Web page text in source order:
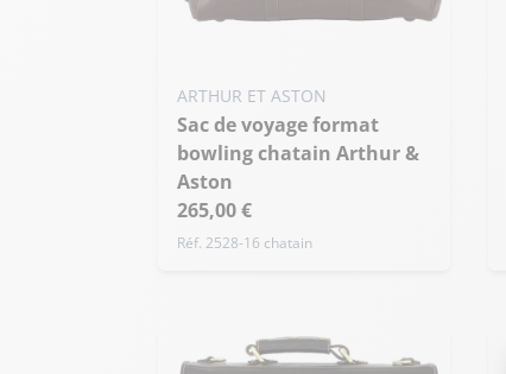
ARTHUR ET ASTON
Sac de voyage format
bowling chatain Arthur &
Aston
265,00 €
Réf. 2528-16 chatain